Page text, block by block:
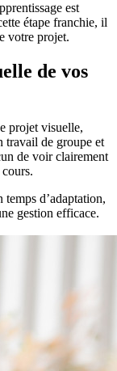
est
étape franchie, il
votre projet.
de vos
projet visuelle,
travail de groupe et
de voir clairement
d’adaptation,
gestion efficace.